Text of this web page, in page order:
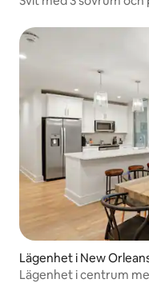
Lägenhet i New
Lägenhet i centrum